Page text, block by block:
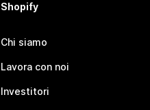
Shopify
Chi siamo
Lavora con noi
Investitori